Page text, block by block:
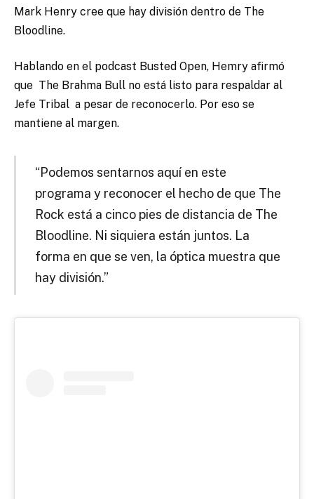
Mark Henry cree que hay división dentro de The
Bloodline.
Hablando en el podcast Busted Open, Hemry afirmó
que The Brahma Bull no está listo para respaldar al
Jefe Tribal a pesar de reconocerlo. Por eso se
mantiene al margen.
“Podemos sentarnos aquí en este
programa y reconocer el hecho de que The
Rock está a cinco pies de distancia de The
Bloodline. Ni siquiera están juntos. La
forma en que se ven, la óptica muestra que
hay división.”